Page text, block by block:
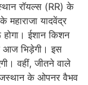
रॉयल्स (RR) के
महाराजा यादवेंद्र
ईशान किशन
आज भिड़ेगी। इस
वहीं, जीतने वाले
के ओपनर वैभव